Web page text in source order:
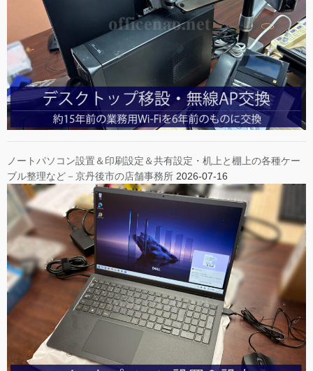
ノートパソコン設置＆印刷設定＆共有設定・机上と棚上の各種ケー
ブル整理など－京丹後市の店舗事務所 2026-07-16